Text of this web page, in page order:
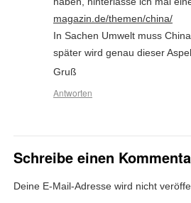
magazin.de/themen/china/
In Sachen Umwelt muss
später wird genau dieser
Gruß
Antworten
Schreibe einen
Deine E-Mail-Adresse wird nicht